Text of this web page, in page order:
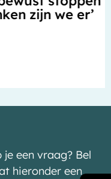
we er’
een vraag? Bel
hieronder een